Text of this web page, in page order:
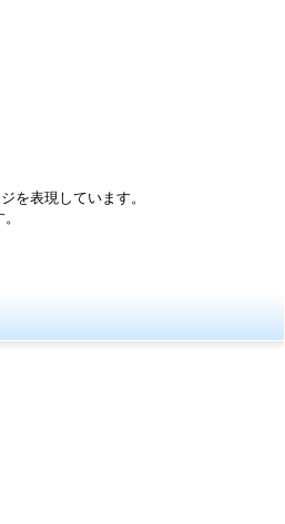
を表現しています。